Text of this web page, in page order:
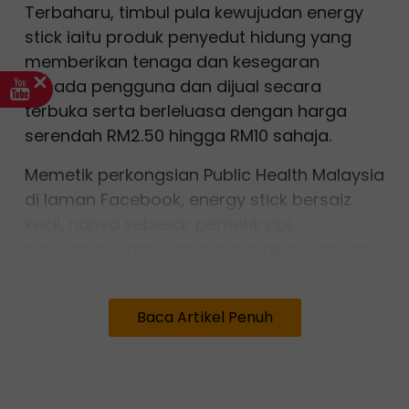
Terbaharu, timbul pula kewujudan energy
stick iaitu produk penyedut hidung yang
memberikan tenaga dan kesegaran
kepada pengguna dan dijual secara
terbuka serta berleluasa dengan harga
serendah RM2.50 hingga RM10 sahaja.
Memetik perkongsian Public Health Malaysia
di laman Facebook, energy stick bersaiz
Terdapat dua corong yang muat ke lubang
hidung dan boleh di sedut melalui hidung
Baca Artikel Penuh